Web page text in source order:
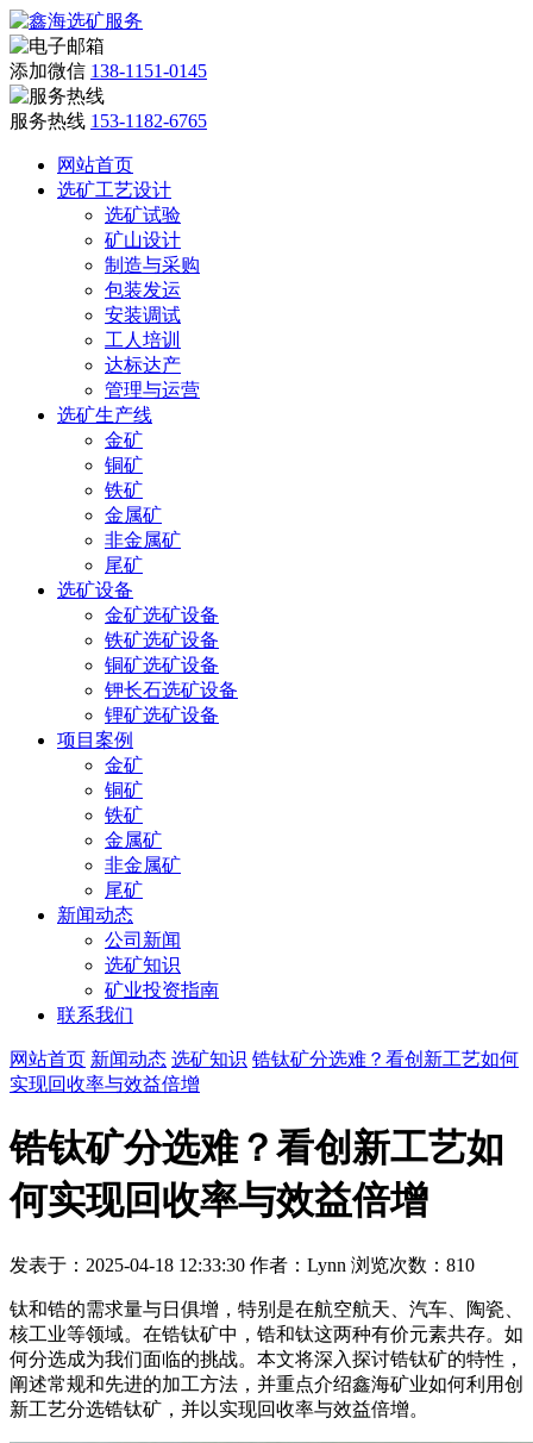
添加微信 138-1151-0145
服务热线 153-1182-6765
网站首页
选矿工艺设计
选矿试验
矿山设计
制造与采购
包装发运
安装调试
工人培训
达标达产
管理与运营
选矿生产线
金矿
铜矿
铁矿
金属矿
非金属矿
尾矿
选矿设备
金矿选矿设备
铁矿选矿设备
铜矿选矿设备
钾长石选矿设备
锂矿选矿设备
项目案例
金矿
铜矿
铁矿
金属矿
非金属矿
尾矿
新闻动态
公司新闻
选矿知识
矿业投资指南
联系我们
网站首页 新闻动态 选矿知识 锆钛矿分选难？看创新工艺如何
实现回收率与效益倍增
锆钛矿分选难？看创新工艺如
何实现回收率与效益倍增
发表于：2025-04-18 12:33:30 作者：Lynn 浏览次数：810
钛和锆的需求量与日俱增，特别是在航空航天、汽车、陶瓷、
核工业等领域。在锆钛矿中，锆和钛这两种有价元素共存。如
何分选成为我们面临的挑战。本文将深入探讨锆钛矿的特性，
阐述常规和先进的加工方法，并重点介绍鑫海矿业如何利用创
新工艺分选锆钛矿，并以实现回收率与效益倍增。